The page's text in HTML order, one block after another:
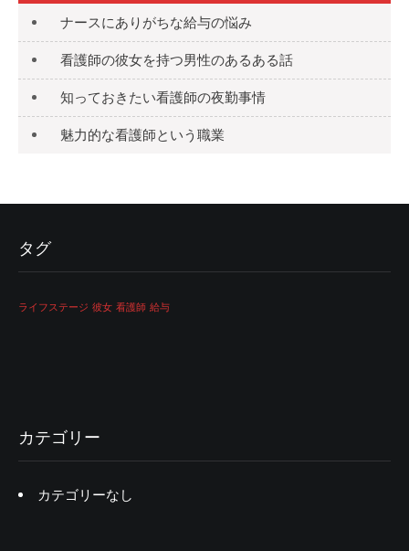
ナースにありがちな給与の悩み
看護師の彼女を持つ男性のあるある話
知っておきたい看護師の夜勤事情
魅力的な看護師という職業
タグ
ライフステージ 彼女 看護師 給与
カテゴリー
カテゴリーなし